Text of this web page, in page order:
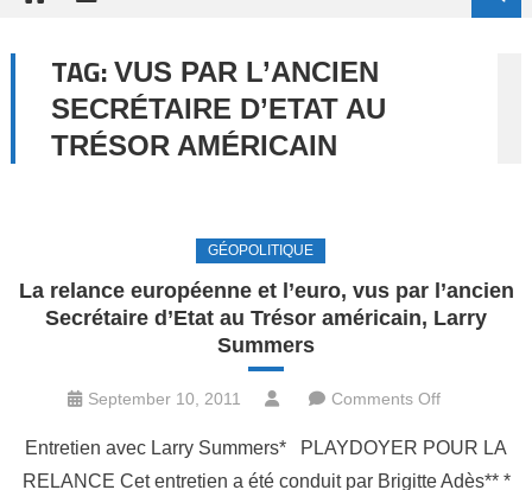
TAG: VUS PAR L’ANCIEN
SECRÉTAIRE D’ETAT AU
TRÉSOR AMÉRICAIN
GÉOPOLITIQUE
La relance européenne et l’euro, vus par l’ancien
Secrétaire d’Etat au Trésor américain, Larry
Summers
September 10, 2011 Comments Offon
relance
européenne
Entretien avec Larry Summers* PLAYDOYER POUR LA
RELANCE Cet entretien a été conduit par Brigitte Adès** *